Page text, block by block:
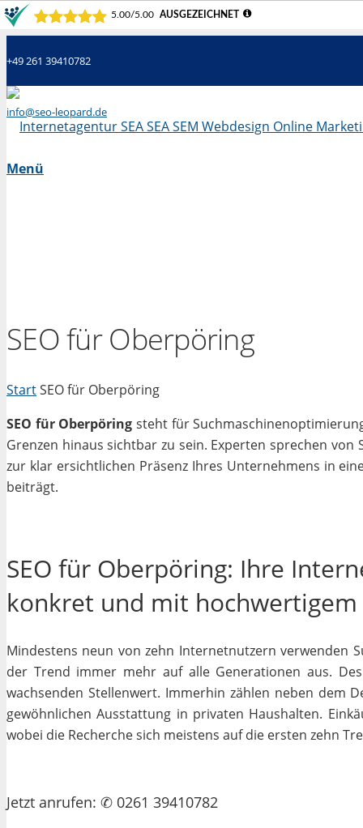
+49 261 39410782
info@seo-leopard.de
Menü
SEO für Oberpöring
StartSEO für Oberpöring
SEO für Oberpöring steht für
Grenzen hinaus sichtbar zu sein. Experten sprechen von
zur klar ersichtlichen Präsenz Ihres Unternehmens in
beiträgt.
SEO für Oberpöring: Ihre
konkret und mit
Mindestens neun von zehn Internetnutzern verwenden
der Trend immer mehr auf alle Generationen aus.
wachsenden Stellenwert. Immerhin zählen neben dem
gewöhnlichen Ausstattung in privaten Haushalten.
wobei die Recherche sich meistens auf die ersten zehn
Jetzt anrufen: ✆ 0261 39410782